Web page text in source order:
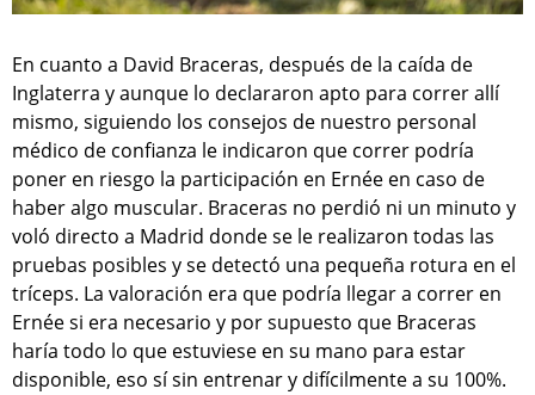
En cuanto a David Braceras, después de la caída de
Inglaterra y aunque lo declararon apto para correr allí
mismo, siguiendo los consejos de nuestro personal
médico de confianza le indicaron que correr podría
poner en riesgo la participación en Ernée en caso de
haber algo muscular. Braceras no perdió ni un minuto y
voló directo a Madrid donde se le realizaron todas las
pruebas posibles y se detectó una pequeña rotura en el
tríceps. La valoración era que podría llegar a correr en
Ernée si era necesario y por supuesto que Braceras
haría todo lo que estuviese en su mano para estar
disponible, eso sí sin entrenar y difícilmente a su 100%.